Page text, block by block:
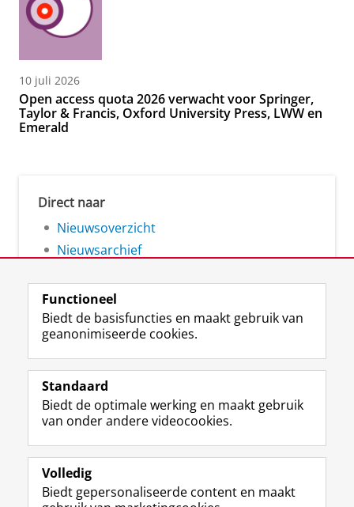
10 juli 2026
Open access quota 2026 verwacht voor Springer,
Taylor & Francis, Oxford University Press, LWW en
Emerald
Direct naar
Nieuwsoverzicht
Nieuwsarchief
Volg de RUG
F
a
e
b
o
p
a
L
i
k
e
I
-
p
R
S
-
f
e
R
i
I
n
t
r
m
-
Y
o
T
e
k
a
Studiekiezers
Alumni
Over ons
Functioneel
Biedt de basisfuncties en maakt gebruik van
geanonimiseerde cookies.
Standaard
Biedt de optimale werking en maakt gebruik
van onder andere videocookies.
Volledig
Biedt gepersonaliseerde content en maakt